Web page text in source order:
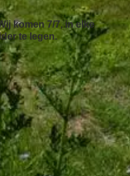
komen 7/7, in elke
te legen.